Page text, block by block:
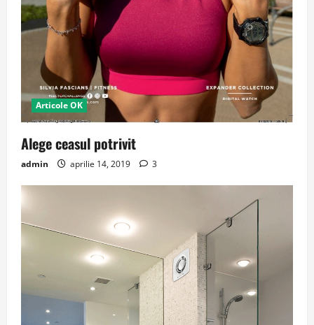
Articole OK
Alege ceasul potrivit
admin aprilie 14, 2019 3